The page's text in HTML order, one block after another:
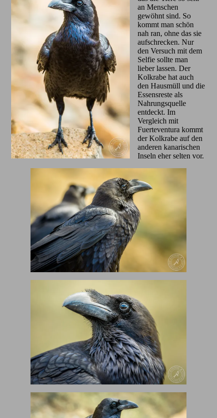
an Menschen
gewöhnt sind. So
kommt man schön
nah ran, ohne das sie
aufschrecken. Nur
den Versuch mit dem
Selfie sollte man
lieber lassen. Der
Kolkrabe hat auch
den Hausmüll und die
Essensreste als
Nahrungsquelle
entdeckt. Im
Vergleich mit
Fuerteventura kommt
der Kolkrabe auf den
anderen kanarischen
Inseln eher selten vor.